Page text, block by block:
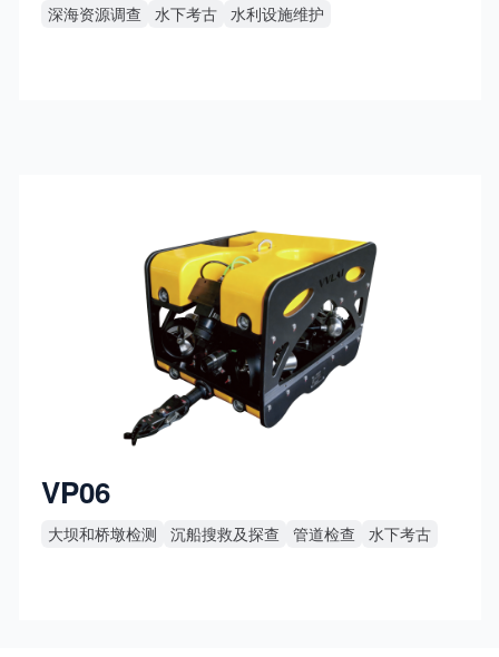
深海资源调查 水下考古 水利设施维护
VP06
大坝和桥墩检测 沉船搜救及探查 管道检查 水下考古